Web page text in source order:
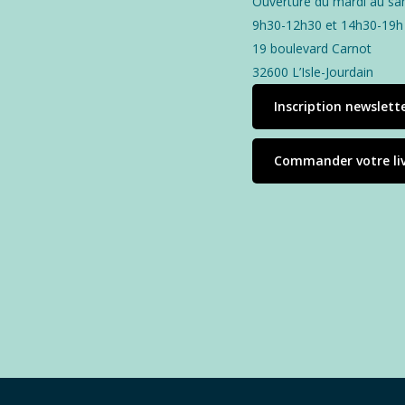
9h30-12h30 et 14h30-19h
19 boulevard Carnot
32600 L’Isle-Jourdain
Inscription
Commander votre